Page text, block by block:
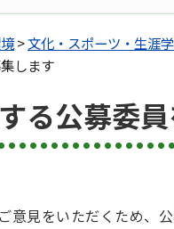
>文化・スポーツ・生涯
します
る公募委
意見をいただくため、公